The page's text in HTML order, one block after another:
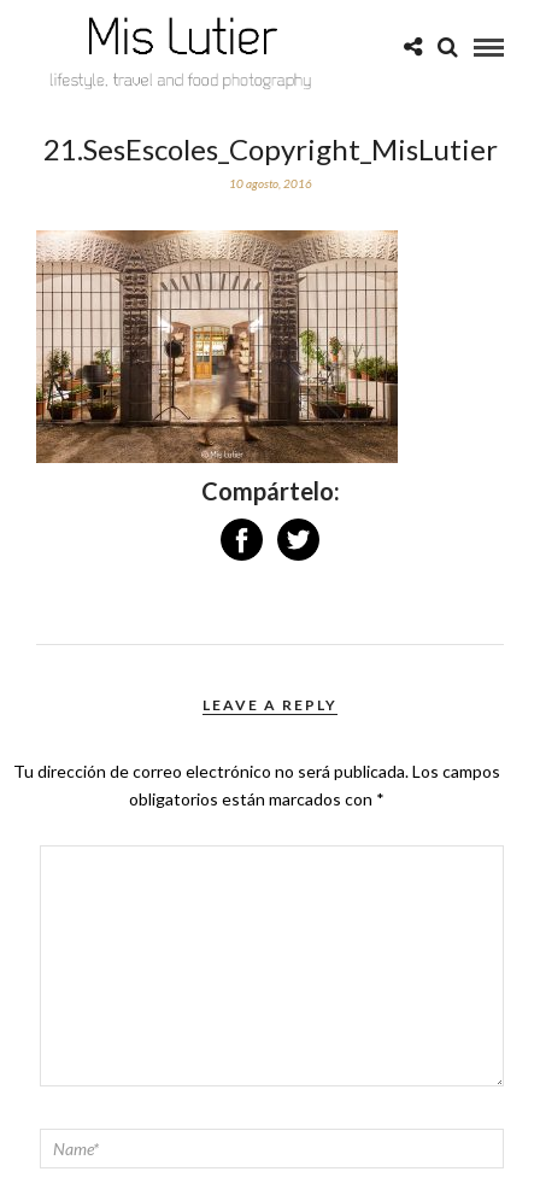
21.SesEscoles_Copyright_MisLutier
10 agosto, 2016
Compártelo:
LEAVE A REPLY
Tu dirección de correo electrónico no será publicada.Los campos
obligatorios están marcados con *